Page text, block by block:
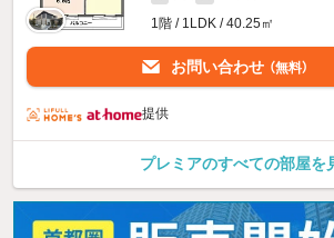
1階 / 1LDK / 40.25㎡
お問い合わせ （無料）
提供
プレミアのすべての部屋を